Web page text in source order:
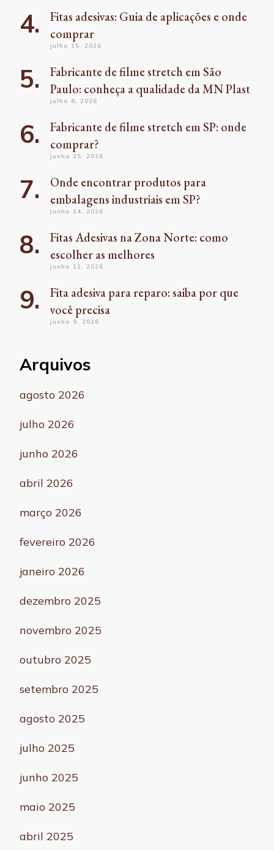
Fitas adesivas: Guia de aplicações e onde
comprar
julho 15, 2026
Fabricante de filme stretch em São
Paulo: conheça a qualidade da MN Plast
julho 8, 2026
Fabricante de filme stretch em SP: onde
comprar?
junho 25, 2026
Onde encontrar produtos para
embalagens industriais em SP?
junho 14, 2026
Fitas Adesivas na Zona Norte: como
escolher as melhores
junho 12, 2026
Fita adesiva para reparo: saiba por que
você precisa
junho 9, 2026
Arquivos
agosto 2026
julho 2026
junho 2026
abril 2026
março 2026
fevereiro 2026
janeiro 2026
dezembro 2025
novembro 2025
outubro 2025
setembro 2025
agosto 2025
julho 2025
junho 2025
maio 2025
abril 2025